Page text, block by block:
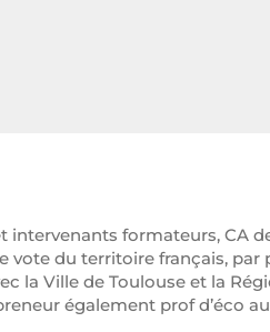
intervenants formateurs, CA
vote du territoire français,
la Ville de Toulouse et la
également prof d’éco